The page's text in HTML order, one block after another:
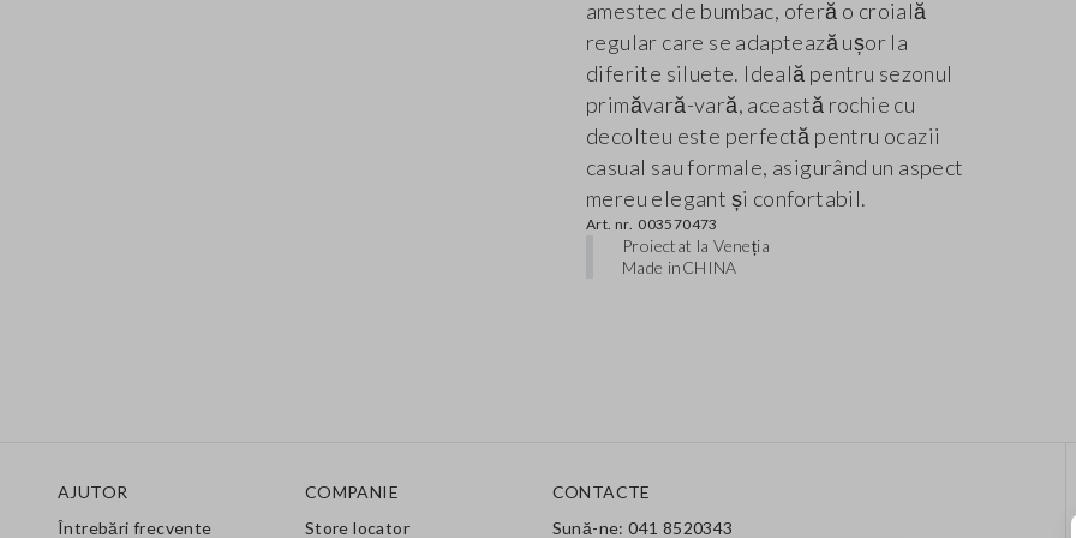
amestec de bumbac, oferă o croială
regular care se adaptează ușor la
diferite siluete. Ideală pentru sezonul
primăvară-vară, această rochie cu
decolteu este perfectă pentru ocazii
casual sau formale, asigurând un aspect
mereu elegant și confortabil.
Art. nr. 003570473
Proiectat la Veneția
Made inCHINA
AJUTOR
Întrebări frecvente
COMPANIE
Store locator
CONTACTE
Sună-ne: 041 8520343